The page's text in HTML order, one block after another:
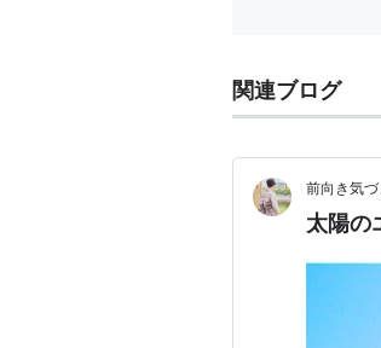
関連ブログ
前向き気
太陽の